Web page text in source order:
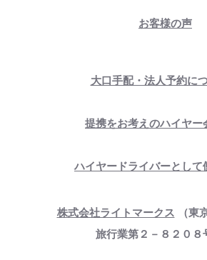
お客様の声
大口手配・法人予約に
提携をお考えのハイヤー
ハイヤードライバーとして
株式会社ライトマークス （東
旅行業第２－８２０８